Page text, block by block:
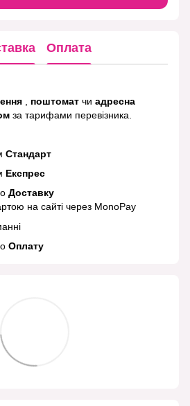
Оплата
поштомат чи адресна
за тарифами перевізника.
Стандарт
Експрес
Доставку
на сайті через MonoPay
Оплату